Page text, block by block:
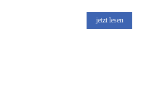
jetzt lesen